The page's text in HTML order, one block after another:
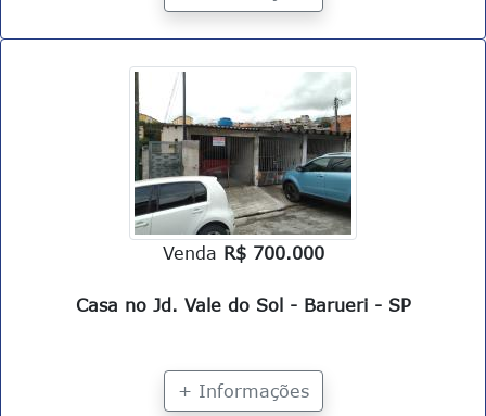
Venda R$ 700.000
Casa no Jd. Vale do Sol - Barueri - SP
+ Informações